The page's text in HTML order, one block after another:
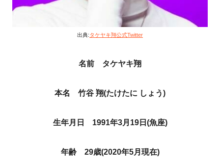
出典:タケヤキ翔公式Twitter
名前 タケヤキ翔
本名 竹谷 翔(たけたに しょう)
生年月日 1991年3月19日(魚座)
年齢 29歳(2020年5月現在)